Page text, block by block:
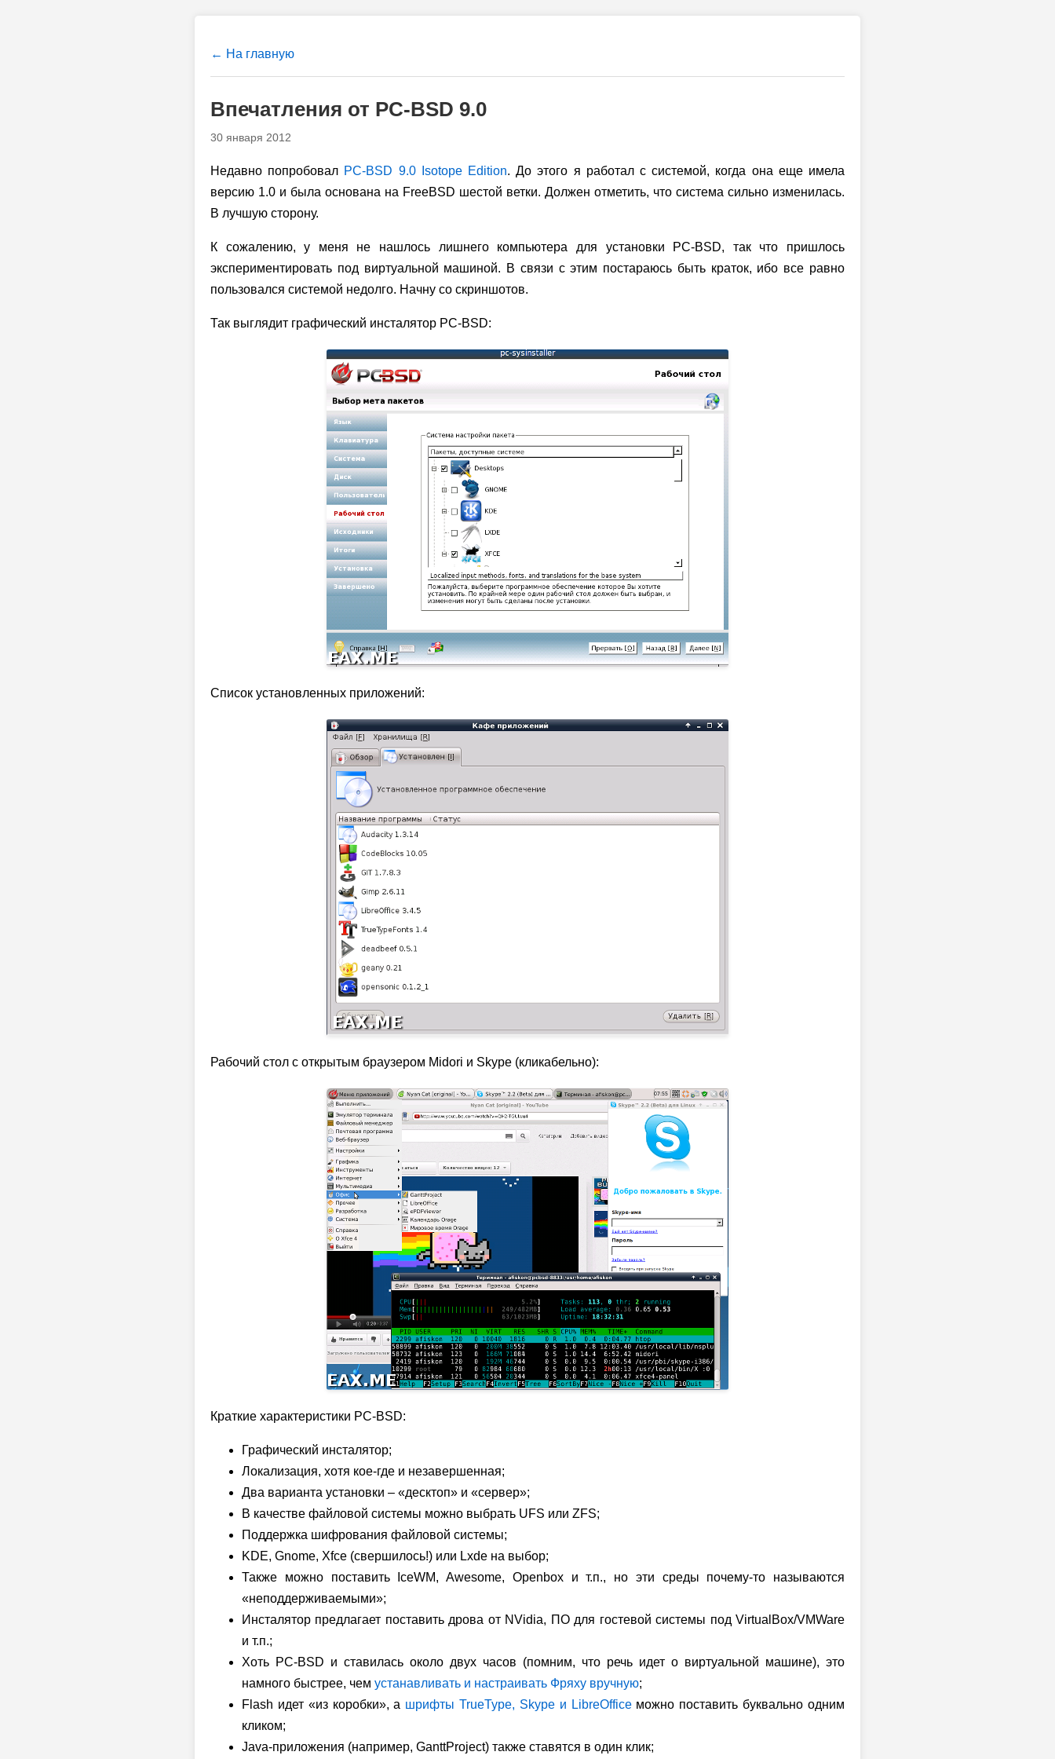
← На главную
Впечатления от PC-BSD 9.0
30 января 2012
Недавно попробовал PC-BSD 9.0 Isotope Edition. До этого я работал с системой, когда она еще имела
версию 1.0 и была основана на FreeBSD шестой ветки. Должен отметить, что система сильно изменилась.
В лучшую сторону.
К сожалению, у меня не нашлось лишнего компьютера для установки PC-BSD, так что пришлось
экспериментировать под виртуальной машиной. В связи с этим постараюсь быть краток, ибо все равно
пользовался системой недолго. Начну со скриншотов.
Так выглядит графический инсталятор PC-BSD:
Список установленных приложений:
Рабочий стол с открытым браузером Midori и Skype (кликабельно):
Краткие характеристики PC-BSD:
Графический инсталятор;
Локализация, хотя кое-где и незавершенная;
Два варианта установки – «десктоп» и «сервер»;
В качестве файловой системы можно выбрать UFS или ZFS;
Поддержка шифрования файловой системы;
KDE, Gnome, Xfce (свершилось!) или Lxde на выбор;
Также можно поставить IceWM, Awesome, Openbox и т.п., но эти среды почему-то называются
«неподдерживаемыми»;
Инсталятор предлагает поставить дрова от NVidia, ПО для гостевой системы под VirtualBox/VMWare
и т.п.;
Хоть PC-BSD и ставилась около двух часов (помним, что речь идет о виртуальной машине), это
намного быстрее, чем устанавливать и настраивать Фряху вручную;
Flash идет «из коробки», а шрифты TrueType, Skype и LibreOfficeможно поставить буквально одним
кликом;
Java-приложения (например, GanttProject) также ставятся в один клик;